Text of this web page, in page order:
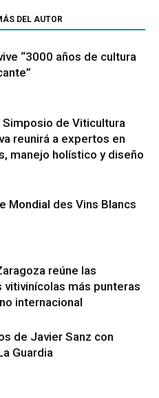
DEL AUTOR
“3000 años de cultura
Simposio de Viticultura
reunirá a expertos en
manejo holístico y diseño
Mondial des Vins Blancs
reúne las
vitivinícolas más punteras
internacional
de Javier Sanz con
Guardia